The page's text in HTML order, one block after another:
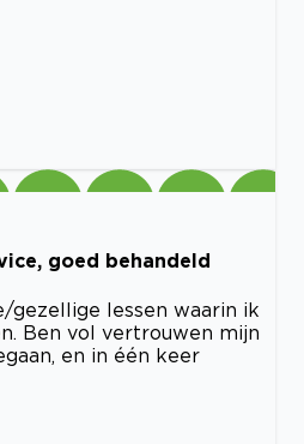
goed behandeld
gezellige lessen waarin ik
Ben vol vertrouwen mijn
en in één keer